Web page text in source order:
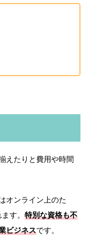
えたりと費用や時間
オンライン上のた
す。 特別な資格も不
ビジネスです。